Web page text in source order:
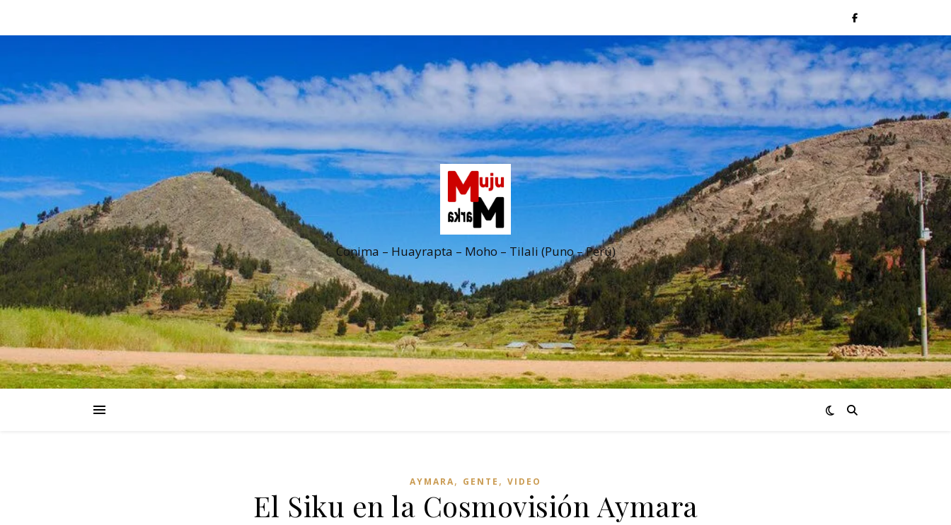
Conima – Huayrapta – Moho – Tilali (Puno – Perú)
AYMARA, GENTE , VIDEO
El Siku en la Cosmovisión Aymara